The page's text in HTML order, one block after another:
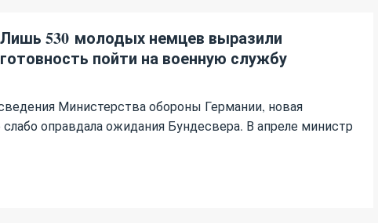
Лишь 530 молодых немцев выразили
готовность пойти на военную службу
Министерства обороны Германии, новая
оправдала ожидания Бундесвера. В апреле министр